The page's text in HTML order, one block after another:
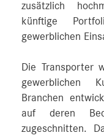
zusätzlich
künftige
gewerblichen
Die Transporter
gewerblichen
Branchen
auf deren
zugeschnitten.